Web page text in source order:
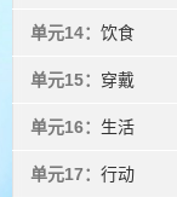
单元14： 饮食
单元15： 穿戴
单元16： 生活
单元17： 行动